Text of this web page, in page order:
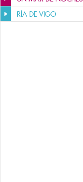
RÍA DE VIGO